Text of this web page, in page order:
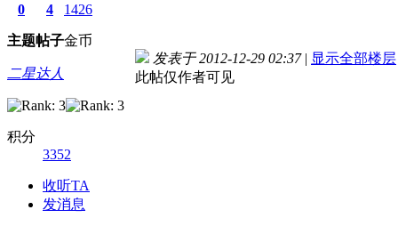
0
主题
4
帖子
1426
金币
二星达人
积分
3352
收听TA
发消息
发表于 2012-12-29 02:37 | 显示全部楼层
此帖仅作者可见